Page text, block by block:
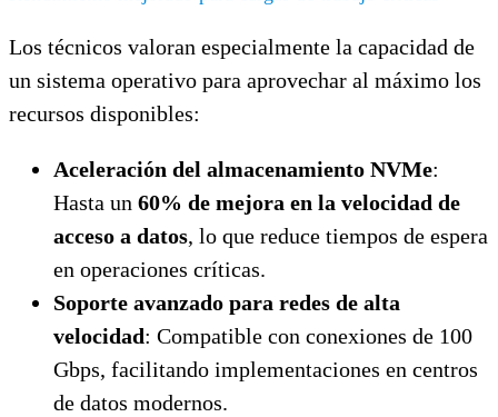
Los técnicos valoran especialmente la capacidad de
un sistema operativo para aprovechar al máximo los
recursos disponibles:
Aceleración del almacenamiento NVMe:
Hasta un 60% de mejora en la velocidad de
acceso a datos, lo que reduce tiempos de espera
en operaciones críticas.
Soporte avanzado para redes de alta
velocidad: Compatible con conexiones de 100
Gbps, facilitando implementaciones en centros
de datos modernos.